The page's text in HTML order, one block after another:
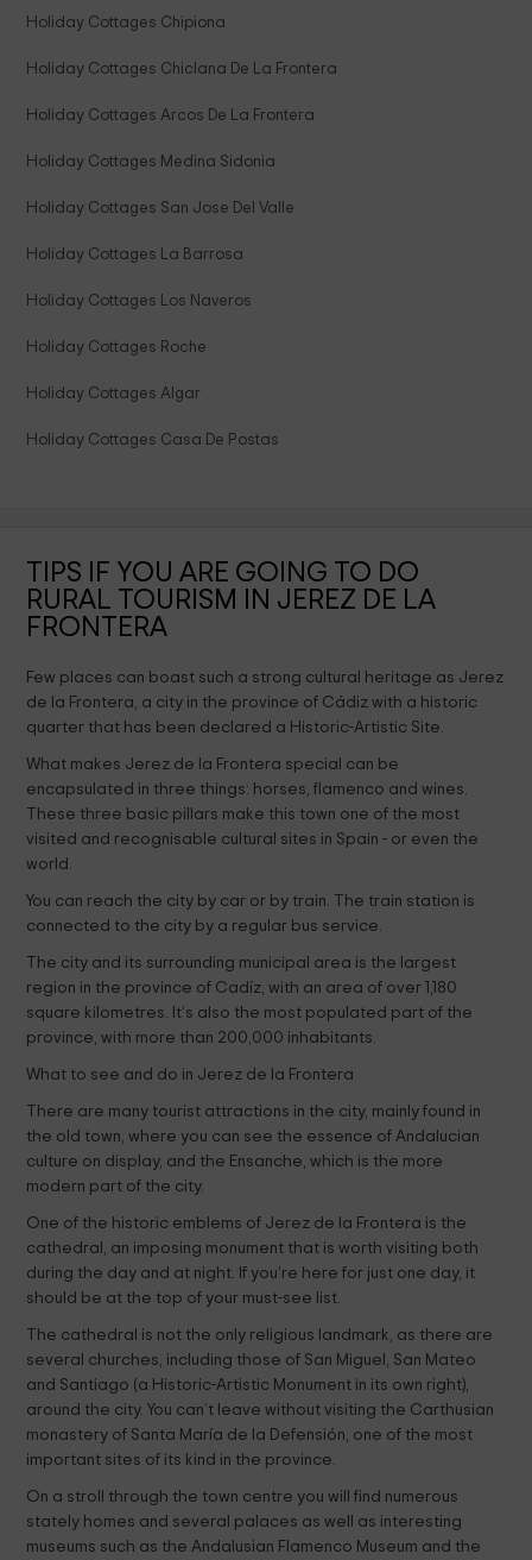
Holiday Cottages Chipiona
Holiday Cottages Chiclana De La Frontera
Holiday Cottages Arcos De La Frontera
Holiday Cottages Medina Sidonia
Holiday Cottages San Jose Del Valle
Holiday Cottages La Barrosa
Holiday Cottages Los Naveros
Holiday Cottages Roche
Holiday Cottages Algar
Holiday Cottages Casa De Postas
TIPS IF YOU ARE GOING TO DO
RURAL TOURISM IN JEREZ DE LA
FRONTERA
Few places can boast such a strong cultural heritage as Jerez
de la Frontera, a city in the province of Cádiz with a historic
quarter that has been declared a Historic-Artistic Site.
What makes Jerez de la Frontera special can be
encapsulated in three things: horses, flamenco and wines.
These three basic pillars make this town one of the most
visited and recognisable cultural sites in Spain - or even the
world.
You can reach the city by car or by train. The train station is
connected to the city by a regular bus service.
The city and its surrounding municipal area is the largest
region in the province of Cadíz, with an area of over 1,180
square kilometres. It’s also the most populated part of the
province, with more than 200,000 inhabitants.
What to see and do in Jerez de la Frontera
There are many tourist attractions in the city, mainly found in
the old town, where you can see the essence of Andalucian
culture on display, and the Ensanche, which is the more
modern part of the city.
One of the historic emblems of Jerez de la Frontera is the
cathedral, an imposing monument that is worth visiting both
during the day and at night. If you’re here for just one day, it
should be at the top of your must-see list.
The cathedral is not the only religious landmark, as there are
several churches, including those of San Miguel, San Mateo
and Santiago (a Historic-Artistic Monument in its own right),
around the city. You can’t leave without visiting the Carthusian
monastery of Santa María de la Defensión, one of the most
important sites of its kind in the province.
On a stroll through the town centre you will find numerous
stately homes and several palaces as well as interesting
museums such as the Andalusian Flamenco Museum and the